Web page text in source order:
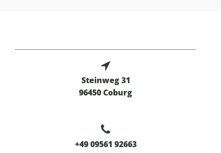
Steinweg 31
96450 Coburg
+49 09561 92663